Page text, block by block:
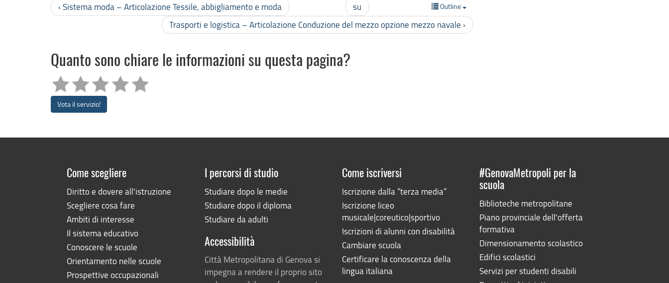
Outline
‹ Sistema moda – Articolazione Tessile, abbigliamento e moda
su
Trasporti e logistica – Articolazione Conduzione del mezzo opzione mezzo navale ›
Quanto sono chiare le informazioni su questa pagina?
Vota il servizio!
Come scegliere
Diritto e dovere all'istruzione
Scegliere cosa fare
Ambiti di interesse
Il sistema educativo
Conoscere le scuole
Orientamento nelle scuole
Prospettive occupazionali
I percorsi di studio
Studiare dopo le medie
Studiare dopo il diploma
Studiare da adulti
Accessibilità
Città Metropolitana di Genova si
impegna a rendere il proprio sito
Come iscriversi
Iscrizione dalla “terza media”
Iscrizione liceo
musicale|coreutico|sportivo
Iscrizioni di alunni con disabilità
Cambiare scuola
Certificare la conoscenza della
lingua italiana
#GenovaMetropoli per la
scuola
Biblioteche metropolitane
Piano provinciale dell'offerta
formativa
Dimensionamento scolastico
Edifici scolastici
Servizi per studenti disabili